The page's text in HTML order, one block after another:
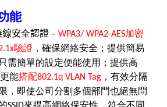
能
線安全認證 – WPA3/ WPA2-AES加密
驗證 ，確保網絡安全；提供簡易
需簡單的設定便能使用；提供高
更能搭配802.1q VLAN Tag ，有效分隔
，即使公司分割多個部門也絕無問
來提高網絡保安性，符合不同